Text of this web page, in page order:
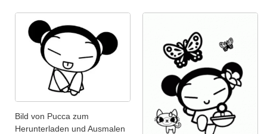
Bild von Pucca zum
Herunterladen und Ausmalen